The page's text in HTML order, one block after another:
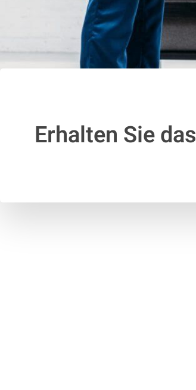
Erhalten Sie das